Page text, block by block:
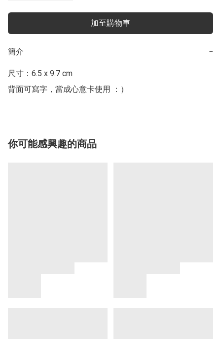
加至購物車
簡介 −
尺寸：6.5 x 9.7 cm
背面可寫字，當成心意卡使用 ：）
你可能感興趣的商品